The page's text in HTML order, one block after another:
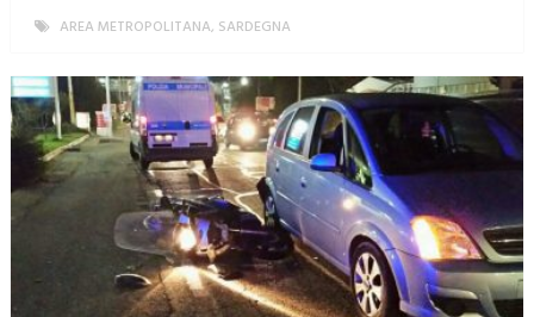
AREA METROPOLITANA, SARDEGNA